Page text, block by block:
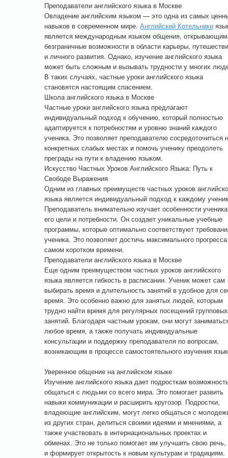
Преподаватели английского языка в Москве
Овладение английским языком — это одна из самых
навыков в современном мире. Английский Котельники
является международным языком общения, открывающим
безграничные возможности в области карьеры,
и личного развития. Однако, изучение английского языка
может быть сложным и вызывать трудности у многих
В таких случаях, частные уроки английского языка
становятся настоящим спасением.
Школа английского языка в Москве
Частные уроки английского языка предлагают
индивидуальный подход к обучению, который полностью
адаптируется к потребностям и уровню знаний каждого
ученика. Это позволяет преподавателю сосредоточиться
конкретных слабых местах и помочь ученику преодолеть
преграды на пути к владению языком.
Искусство Частных Уроков Английского Языка: Путь к
Свободе Выражения
Одним из главных преимуществ частных уроков
языка является индивидуальный подход к каждому
Преподаватель внимательно изучает особенности
его цели и потребности. Он создает уникальные учебные
программы, которые оптимально соответствуют
ученика. Это позволяет достичь максимального
самом коротком времени.
Преподаватели английского языка в Москве
Еще одним преимуществом частных уроков английского
языка является гибкость в расписании. Ученик может сам
выбирать время и длительность занятий в удобное для
время. Это особенно важно для занятых людей, которым
трудно найти время для регулярных посещений групповых
занятий. Благодаря частным урокам, они могут
любое время, а также получать индивидуальные
консультации и поддержку преподавателя по вопросам,
возникающим в процессе самостоятельного изучения
Уверенное общение на английском языке
Изучение английского языка дает подросткам
общаться с людьми со всего мира. Это помогает развить
навыки коммуникации и расширить кругозор. Подростки,
владеющие английским, могут легко общаться с
из других стран, делиться своими идеями и мнениями, а
также участвовать в интернациональных проектах и
обменах. Это не только помогает им улучшить свою речь,
и формирует открытость к новым культурам и традициям.